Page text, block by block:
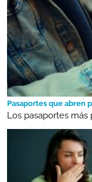
Pasaportes que abren
Los pasaportes